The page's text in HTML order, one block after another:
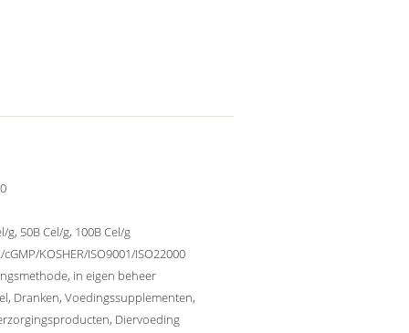
g, 50B Cel/g, 100B Cel/g
cGMP/KOSHER/ISO9001/ISO22000
in eigen beheer
Dranken, Voedingssupplementen,
Diervoeding